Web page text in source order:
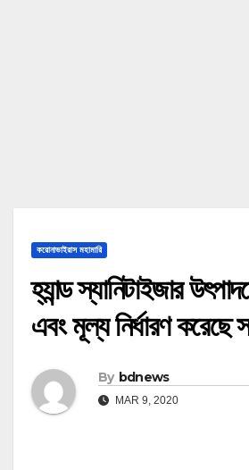
করোনাভাইরাস মহামারি
হ্যান্ড স্যানিটাইজার
এবং মূল্য নির্ধারণ করেছে
By bdnews
MAR 9, 2020